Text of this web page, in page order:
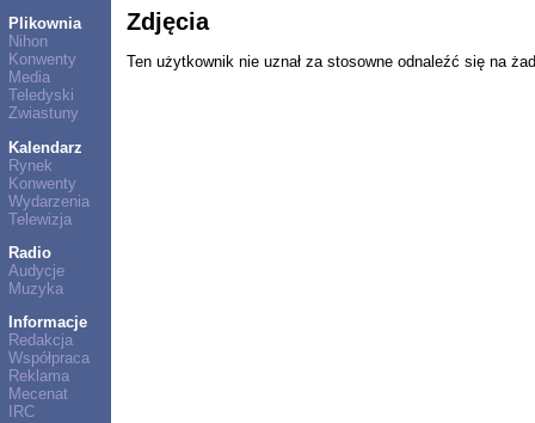
Plikownia
Nihon
Konwenty
Media
Teledyski
Zwiastuny
Kalendarz
Rynek
Konwenty
Wydarzenia
Telewizja
Radio
Audycje
Muzyka
Informacje
Redakcja
Współpraca
Reklama
Mecenat
IRC
Zdjęcia
Ten użytkownik nie uznał za stosowne odnaleźć się na